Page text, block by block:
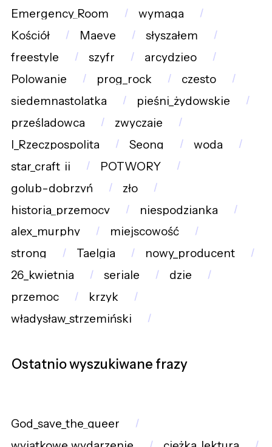
Emergency_Room
wymaga
Kościół
Maeve
słyszałem
freestyle
szyfr
arcydzieo
Polowanie
prog_rock
czesto
siedemnastolatka
pieśni_żydowskie
prześladowca
zwyczaje
I_Rzeczpospolita
Seong
woda
star_craft_ii
POTWORY
golub-dobrzyń
zło
historia_przemocy
niespodzianka
alex_murphy
miejscowość
strong
Taelgia
nowy_producent
26_kwietnia
seriale
dzie
przemoc
krzyk
władysław_strzemiński
Ostatnio wyszukiwane frazy
God_save_the_queer